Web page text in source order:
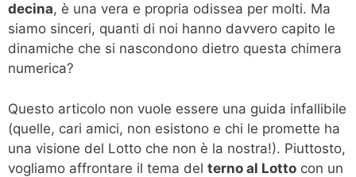
decina, è una vera e propria odissea per molti. Ma
siamo sinceri, quanti di noi hanno davvero capito le
dinamiche che si nascondono dietro questa chimera
numerica?
Questo articolo non vuole essere una guida infallibile
(quelle, cari amici, non esistono e chi le promette ha
una visione del Lotto che non è la nostra!). Piuttosto,
vogliamo affrontare il tema del terno al Lotto con un